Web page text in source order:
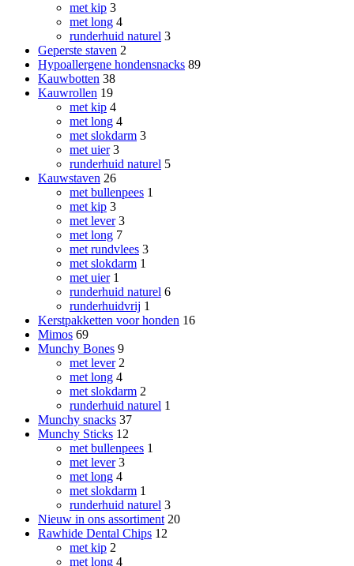
met kip 3
met long 4
runderhuid naturel 3
Geperste staven 2
Hypoallergene hondensnacks 89
Kauwbotten 38
Kauwrollen 19
met kip 4
met long 4
met slokdarm 3
met uier 3
runderhuid naturel 5
Kauwstaven 26
met bullenpees 1
met kip 3
met lever 3
met long 7
met rundvlees 3
met slokdarm 1
met uier 1
runderhuid naturel 6
runderhuidvrij 1
Kerstpakketten voor honden 16
Mimos 69
Munchy Bones 9
met lever 2
met long 4
met slokdarm 2
runderhuid naturel 1
Munchy snacks 37
Munchy Sticks 12
met bullenpees 1
met lever 3
met long 4
met slokdarm 1
runderhuid naturel 3
Nieuw in ons assortiment 20
Rawhide Dental Chips 12
met kip 2
met long 4